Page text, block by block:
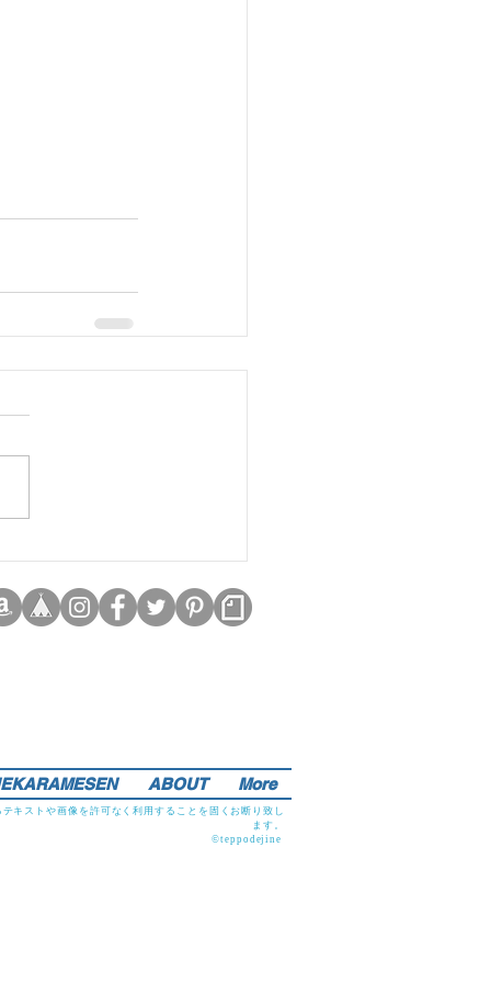
ABOUT More
キストや画像を許可なく利用することを固くお断り致し
ます。
©teppodejine